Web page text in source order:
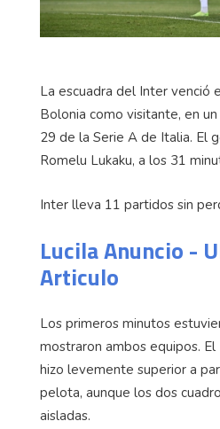
La escuadra del Inter venció
Bolonia como visitante, en
29 de la Serie A de Italia. El
Romelu Lukaku, a los 31
Inter lleva 11 partidos sin
Lucila Anuncio -
Articulo
Los primeros minutos
mostraron ambos equipos.
hizo levemente superior a
pelota, aunque los dos
aisladas.